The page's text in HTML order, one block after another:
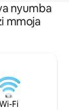
nyumba
mmoja
Fi